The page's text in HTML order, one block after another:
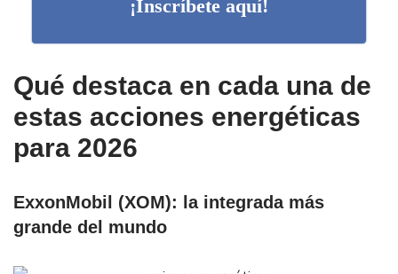
¡Inscríbete aquí!
Qué destaca en cada una de
estas acciones energéticas
para 2026
ExxonMobil (XOM): la integrada más
grande del mundo